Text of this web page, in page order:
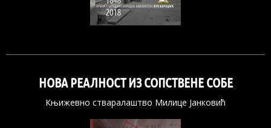
НОВА РЕАЛНОСТ ИЗ СОПСТВЕНЕ СОБЕ
Књижевно стваралаштво Милице Јанковић